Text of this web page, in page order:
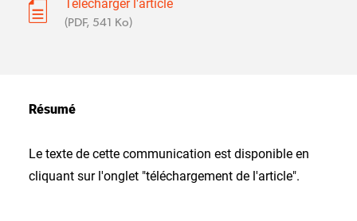
Télécharger l'article
(PDF, 541 Ko)
Résumé
Le texte de cette communication est disponible en
cliquant sur l'onglet "téléchargement de l'article".